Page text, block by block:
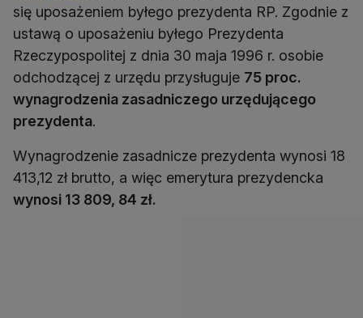
się uposażeniem byłego prezydenta RP. Zgodnie z
ustawą o uposażeniu byłego Prezydenta
Rzeczypospolitej z dnia 30 maja 1996 r. osobie
odchodzącej z urzędu przysługuje 75 proc.
wynagrodzenia zasadniczego urzędującego
prezydenta.
Wynagrodzenie zasadnicze prezydenta wynosi 18
413,12 zł brutto, a więc emerytura prezydencka
wynosi 13 809, 84 zł.